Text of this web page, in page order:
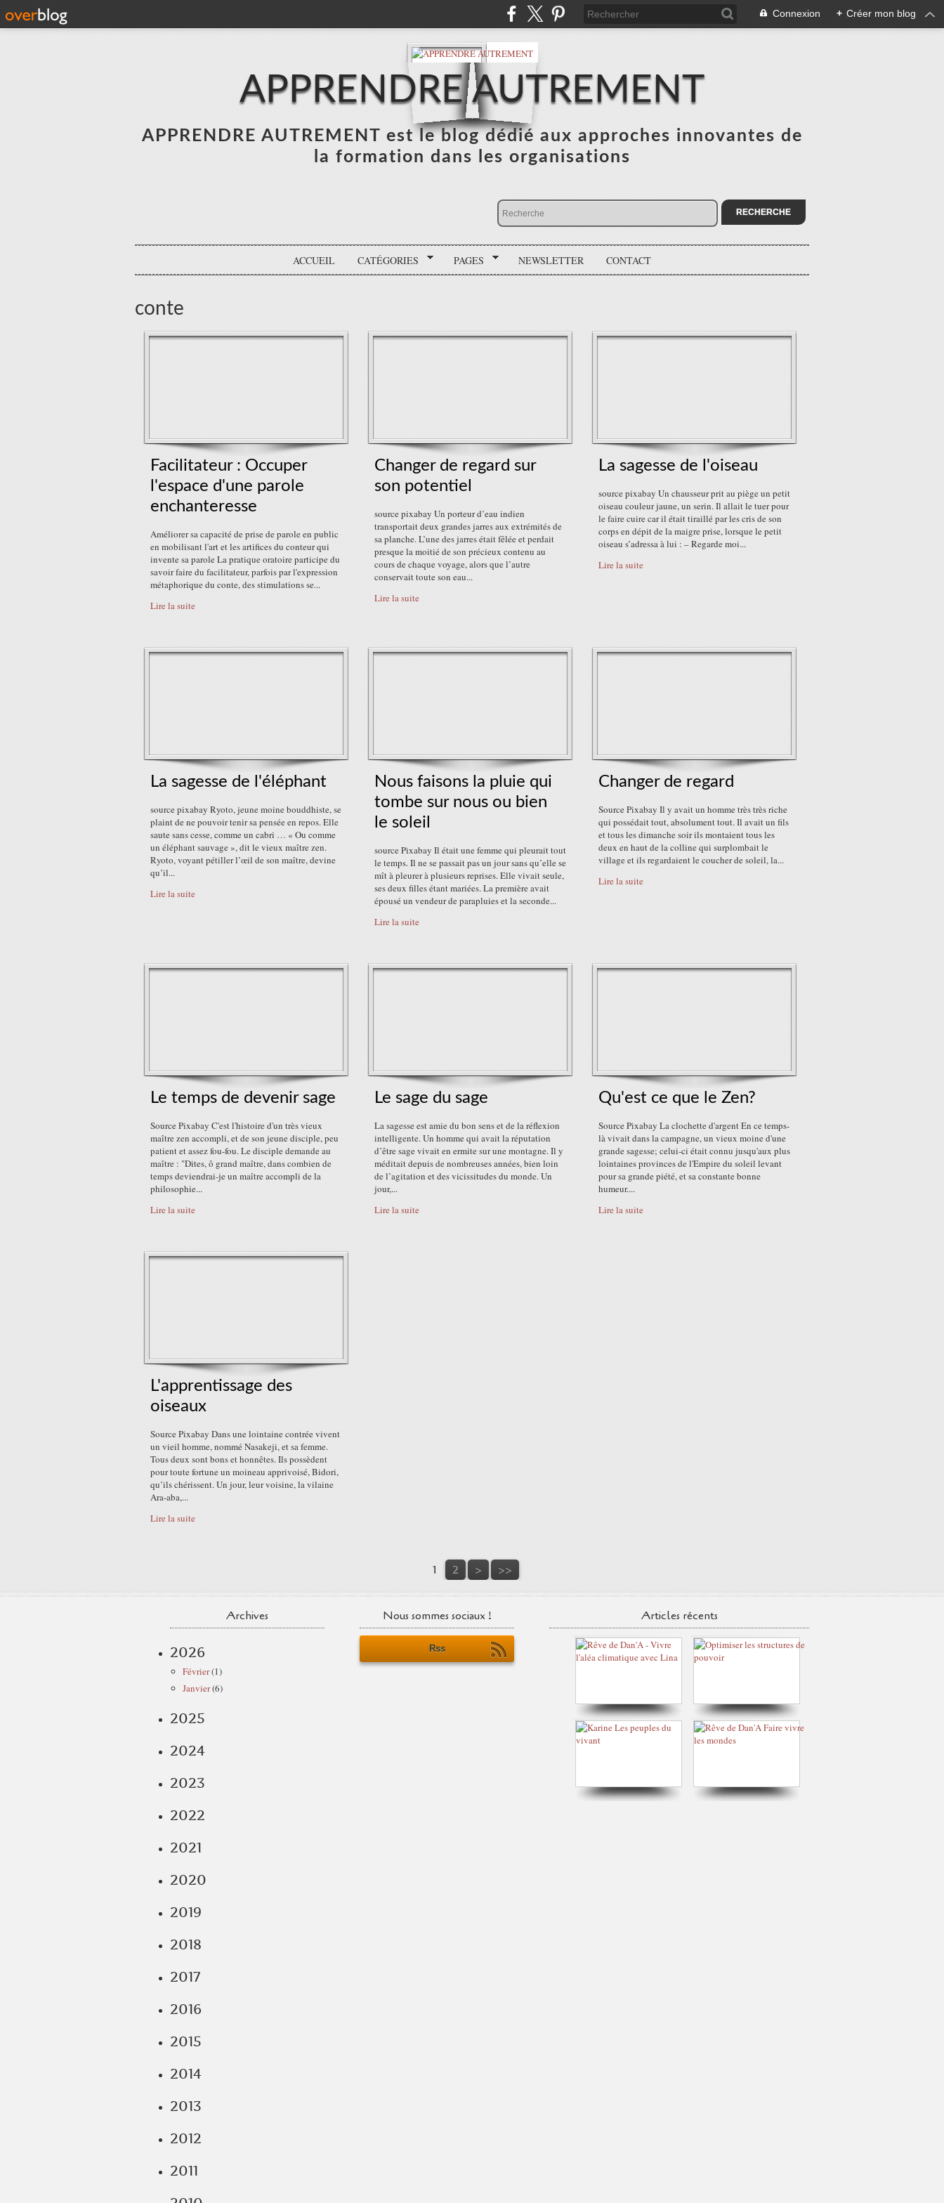
Connexion + Créer mon blog
APPRENDRE AUTREMENT
APPRENDRE AUTREMENT est le blog dédié aux approches innovantes de
la formation dans les organisations
ACCUEIL CATÉGORIES PAGES NEWSLETTER CONTACT
conte
Facilitateur : Occuper
l'espace d'une parole
enchanteresse
Améliorer sa capacité de prise de parole en public
en mobilisant l'art et les artifices du conteur qui
invente sa parole La pratique oratoire participe du
savoir faire du facilitateur, parfois par l'expression
métaphorique du conte, des stimulations se...
Lire la suite
Changer de regard sur
son potentiel
source pixabay Un porteur d’eau indien
transportait deux grandes jarres aux extrémités de
sa planche. L’une des jarres était fêlée et perdait
presque la moitié de son précieux contenu au
cours de chaque voyage, alors que l’autre
conservait toute son eau...
Lire la suite
La sagesse de l'oiseau
source pixabay Un chausseur prit au piège un petit
oiseau couleur jaune, un serin. Il allait le tuer pour
le faire cuire car il était tiraillé par les cris de son
corps en dépit de la maigre prise, lorsque le petit
oiseau s’adressa à lui : – Regarde moi...
Lire la suite
La sagesse de l'éléphant
source pixabay Ryoto, jeune moine bouddhiste, se
plaint de ne pouvoir tenir sa pensée en repos. Elle
saute sans cesse, comme un cabri … « Ou comme
un éléphant sauvage », dit le vieux maître zen.
Ryoto, voyant pétiller l’œil de son maître, devine
qu’il...
Lire la suite
Nous faisons la pluie qui
tombe sur nous ou bien
le soleil
source Pixabay Il était une femme qui pleurait tout
le temps. Il ne se passait pas un jour sans qu’elle se
mît à pleurer à plusieurs reprises. Elle vivait seule,
ses deux filles étant mariées. La première avait
épousé un vendeur de parapluies et la seconde...
Lire la suite
Changer de regard
Source Pixabay Il y avait un homme très très riche
qui possédait tout, absolument tout. Il avait un fils
et tous les dimanche soir ils montaient tous les
deux en haut de la colline qui surplombait le
village et ils regardaient le coucher de soleil, la...
Lire la suite
Le temps de devenir sage
Source Pixabay C'est l'histoire d'un très vieux
maître zen accompli, et de son jeune disciple, peu
patient et assez fou-fou. Le disciple demande au
maître : "Dites, ô grand maître, dans combien de
temps deviendrai-je un maître accompli de la
philosophie...
Lire la suite
Le sage du sage
La sagesse est amie du bon sens et de la réflexion
intelligente. Un homme qui avait la réputation
d’être sage vivait en ermite sur une montagne. Il y
méditait depuis de nombreuses années, bien loin
de l’agitation et des vicissitudes du monde. Un
jour,...
Lire la suite
Qu'est ce que le Zen?
Source Pixabay La clochette d'argent En ce temps-
là vivait dans la campagne, un vieux moine d'une
grande sagesse; celui-ci était connu jusqu'aux plus
lointaines provinces de l'Empire du soleil levant
pour sa grande piété, et sa constante bonne
humeur....
Lire la suite
L'apprentissage des
oiseaux
Source Pixabay Dans une lointaine contrée vivent
un vieil homme, nommé Nasakeji, et sa femme.
Tous deux sont bons et honnêtes. Ils possèdent
pour toute fortune un moineau apprivoisé, Bidori,
qu’ils chérissent. Un jour, leur voisine, la vilaine
Ara-aba,...
Lire la suite
1 2 > >>
Archives
2026
Février(1)
Janvier(6)
2025
2024
2023
2022
2021
2020
2019
2018
2017
2016
2015
2014
2013
2012
2011
Nous sommes sociaux !
Rss
Articles récents